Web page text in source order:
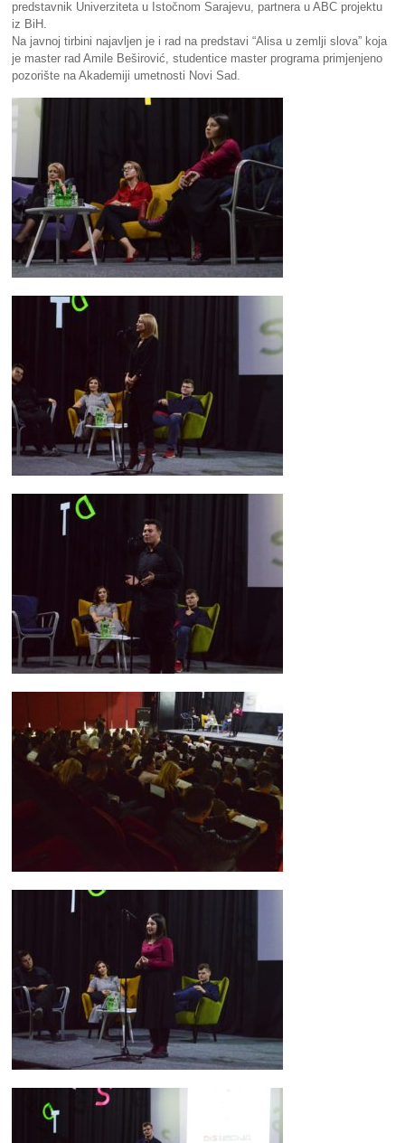
predstavnik Univerziteta u Istočnom Sarajevu, partnera u ABC projektu
iz BiH.
Na javnoj tirbini najavljen je i rad na predstavi “Alisa u zemlji slova” koja
je master rad Amile Beširović, studentice master programa primjenjeno
pozorište na Akademiji umetnosti Novi Sad.